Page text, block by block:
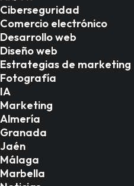
Ciberseguridad
Comercio electrónico
Desarrollo web
Diseño web
Estrategias de marketing
Fotografía
IA
Marketing
Almería
Granada
Jaén
Málaga
Marbella
categoría para
marcas con sus
especializados
Nuestro equipo
profesionales
con todos los
influencers de